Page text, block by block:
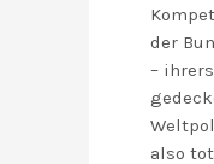
der
–
also